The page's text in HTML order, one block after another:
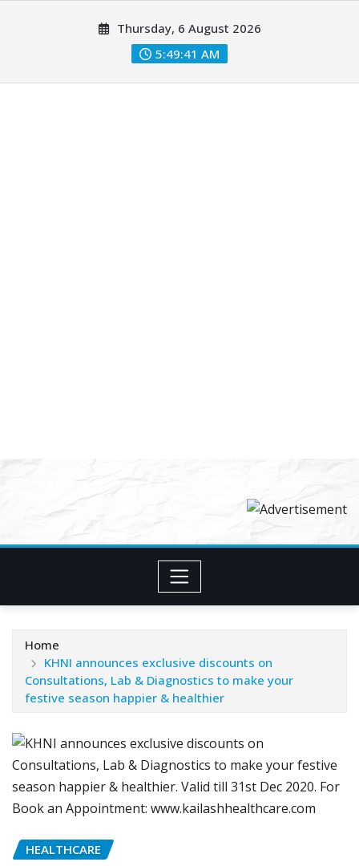
Thursday, 6 August 2026
5:49:42 AM
Home
KHNI announces exclusive discounts on
Consultations, Lab & Diagnostics to make your
festive season happier & healthier
HEALTHCARE